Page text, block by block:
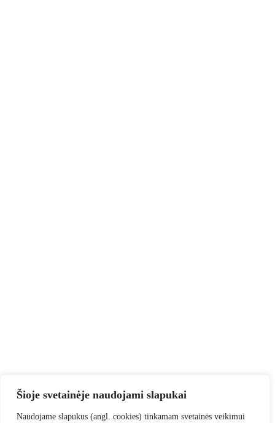
Šioje svetainėje naudojami slapukai
Naudojame slapukus (angl. cookies) tinkamam svetainės veikimui